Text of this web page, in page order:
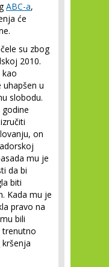
ABC-a,
će
su zbog
2010.
u
slobodu.
godine
on
mu je
da bi
biti
Kada mu je
pravo na
bili
trenutno